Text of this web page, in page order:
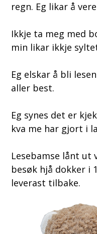
regn. Eg likar å
Ikkje ta meg med
min likar ikkje
Eg elskar å bli
aller best.
Eg synes det er
kva me har gjort i
Lesebamse lånt ut
besøk hjå dokker i
leverast tilbake.